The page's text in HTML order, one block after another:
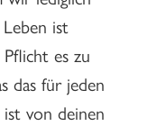
ist
es zu
das für jeden
von deinen